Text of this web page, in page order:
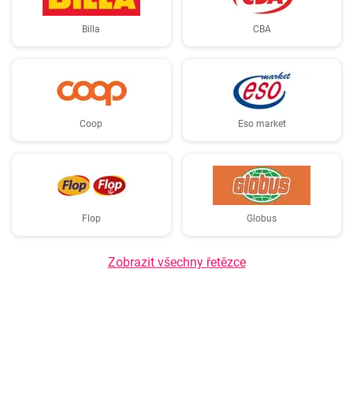
Billa CBA
Coop Eso market
Flop Globus
Zobrazit všechny řetězce